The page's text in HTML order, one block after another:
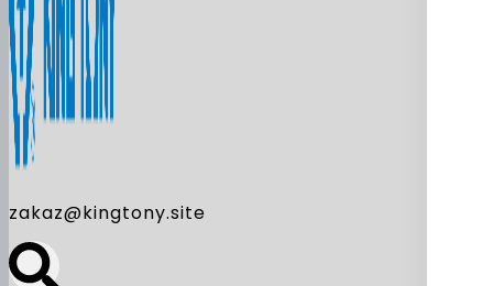
zakaz@kingtony.site